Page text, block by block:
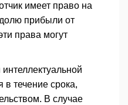
имеет право на
прибыли от
права могут
в течение срока,
В случае